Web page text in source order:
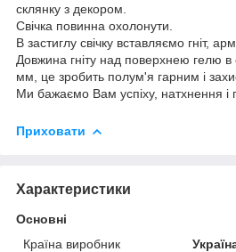
склянку з декором.
Свічка повинна охолонути.
В застиглу свічку вставляємо гніт,
Довжина гніту над поверхнею гелю в
мм, це зробить полум'я гарним і
Ми бажаємо Вам успіху, натхнення і
Приховати
Характеристики
Основні
Країна виробник